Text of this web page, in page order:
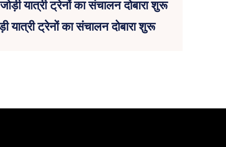
यात्री ट्रेनों का संचालन दोबारा शुरू